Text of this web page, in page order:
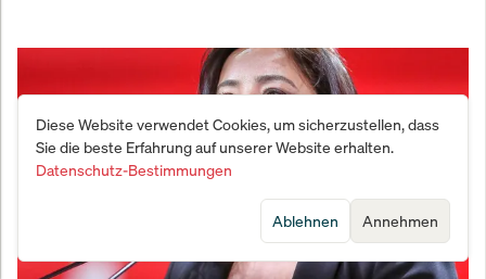
Diese Website verwendet Cookies, um sicherzustellen, dass
Sie die beste Erfahrung auf unserer Website erhalten.
Datenschutz-Bestimmungen
Annehmen
Ablehnen